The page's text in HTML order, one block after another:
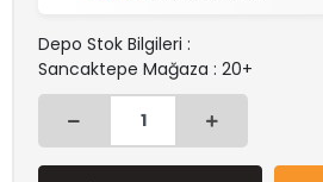
Depo Stok Bilgileri :
Sancaktepe Mağaza : 20+